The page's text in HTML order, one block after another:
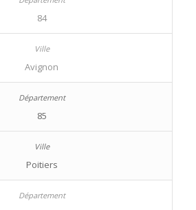
84
Avignon
85
Poitiers